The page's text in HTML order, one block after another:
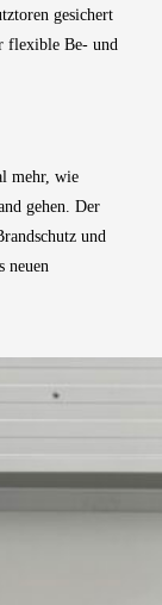
gesichert
flexible Be- und
mehr, wie
gehen. Der
und
neuen